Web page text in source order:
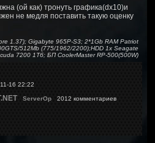
(ой как) тронуть графика(dx10)и
не медля поставить такую оценку
1.37); Gigabyte 965P-S3; 2*1Gb RAM Patriot
512Mb (775/1962/2200);HDD 1x Seagate
7200 1Тб; БП CoolerMaster RP-500(500W)
16 22:22
ServerOp 2012 комментариев